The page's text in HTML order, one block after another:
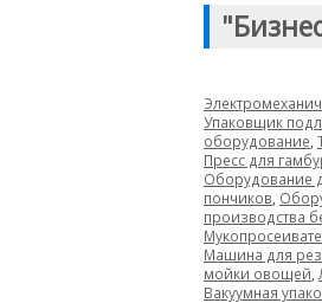
Упаковщик
оборудование
Пресс для
Оборудование
пончиков
производства
Машина для
мойки овощей
Вакуумная